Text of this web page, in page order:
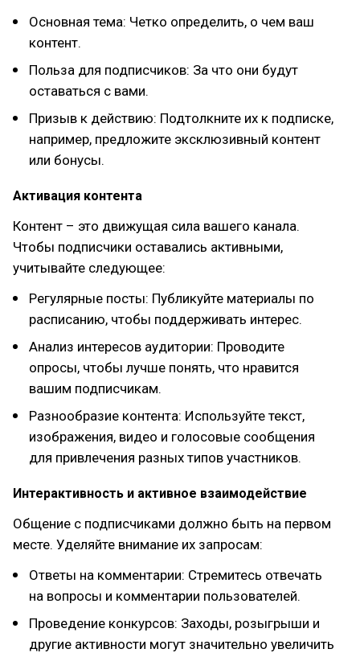
Основная тема: Четко определить, о чем ваш
контент.
Польза для подписчиков: За что они будут
оставаться с вами.
Призыв к действию: Подтолкните их к подписке,
например, предложите эксклюзивный контент
или бонусы.
Активация контента
Контент – это движущая сила вашего канала.
Чтобы подписчики оставались активными,
учитывайте следующее:
Регулярные посты: Публикуйте материалы по
расписанию, чтобы поддерживать интерес.
Анализ интересов аудитории: Проводите
опросы, чтобы лучше понять, что нравится
вашим подписчикам.
Разнообразие контента: Используйте текст,
изображения, видео и голосовые сообщения
для привлечения разных типов участников.
Интерактивность и активное взаимодействие
Общение с подписчиками должно быть на первом
месте. Уделяйте внимание их запросам:
Ответы на комментарии: Стремитесь отвечать
на вопросы и комментарии пользователей.
Проведение конкурсов: Заходы, розыгрыши и
другие активности могут значительно увеличить